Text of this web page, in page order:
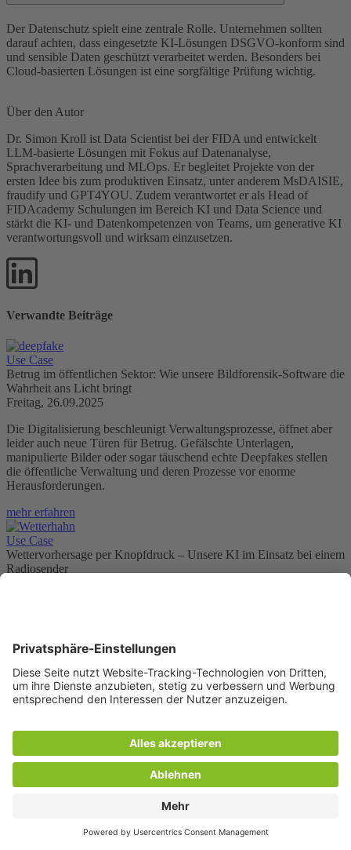
Der Datenschutz spielt eine zentrale Rolle. Unternehmen sollten
darauf achten, dass eingesetzte KI-Lösungen DSGVO-konform sind
und sensible Daten geschützt verarbeitet werden. Besonders bei
Cloud-basierten Lösungen ist eine sorgfältige Prüfung wichtig.
Über den Autor
Dr. Simon Kroll ist Data Scientist bei der FIDA und entwickelt
LLM-basierte Lösungen mit Fokus auf Datenanalyse,
Sprachverarbeitung und MLOps. Er begleitet Projekte von der
ersten Idee bis zum produktiven Einsatz, unter anderem MsDAISIE,
fraudify und GPT4YOU. Zudem verantwortet er als Head of
FIDAcademy Schulungen im Bereich KI und Data Science und
stärkt die KI- und Datenkompetenzen von Teams, um generative KI
verantwortungsvoll und wirksam einzusetzen.
Verwandte Beiträge
Use Case
Betrug im öffentlichen Sektor: Wie unsere Bildforensik-Software die
Wahrheit ans Licht bringt
Freitag, 26.09.2025
Die Digitalisierung beschleunigt Verwaltungsprozesse, öffnet aber
leider auch neue Türen für Betrug. Gefälschte Unterlagen,
manipulierte Bilder oder sogar täuschend echte Deepfakes stellen
die öffentliche Verwaltung und deren Prozesse vor enorme
Herausforderungen.
mehr erfahren
Use Case
Wettervorhersage per Knopfdruck – Unsere KI im Einsatz bei einem
Radiosender
beschleunigen.
mehr erfahren
Schnell, schlank, cloudfähig: Java Native Build mit Quarkus
Mit dem Native Build von Quarkus
lassen sich Java-Anwendungen nicht nur performanter, sondern
auch Cloud-ready kompilieren – und das ohne großen Aufwand.